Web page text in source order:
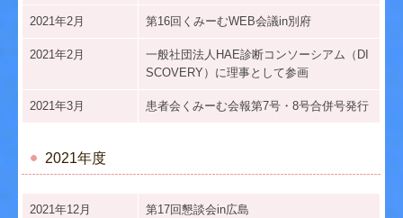
2021年2月 第16回くみーむWEB会議in別府
2021年2月
一般社団法人HAE診断コンソーシアム（DI
SCOVERY）に理事として参画
2021年3月 患者会くみーむ会報第7号・8号合併号発行
2021年度
2021年12月 第17回懇談会in広島